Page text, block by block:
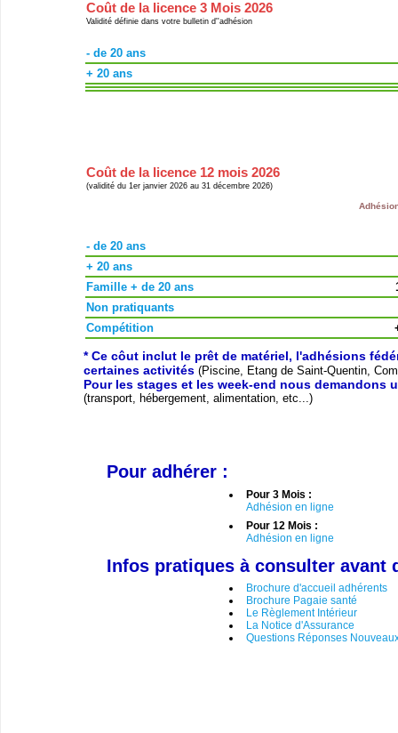
Coût de la licence 3 Mois 2026
Validité définie dans votre bulletin d''adhésion
- de 20 ans
+ 20 ans
Coût de la licence 12 mois 2026
(validité du 1er janvier 2026 au 31 décembre 2026)
- de 20 ans
+ 20 ans
Famille + de 20 ans
Non pratiquants
Compétition
* Ce côut inclut le prêt de matériel, l'adhésions
certaines activités (Piscine, Etang de Saint-Quentin,
Pour les stages et les week-end nous demandons
(transport, hébergement, alimentation, etc...)
Pour adhérer :
Pour 3 Mois :
Adhésion en ligne
Pour 12 Mois :
Adhésion en ligne
Infos pratiques à consulter avant
Brochure d'accueil adhérents
Brochure Pagaie santé
Le Règlement Intérieur
La Notice d'Assurance
Questions Réponses